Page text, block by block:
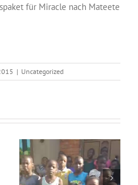
für Miracle nach Mateete
| Uncategorized